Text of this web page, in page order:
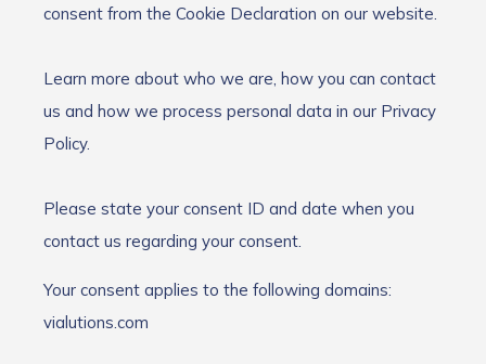
consent from the Cookie Declaration on our website.
Learn more about who we are, how you can contact
us and how we process personal data in our Privacy
Policy.
Please state your consent ID and date when you
contact us regarding your consent.
Your consent applies to the following domains:
vialutions.com